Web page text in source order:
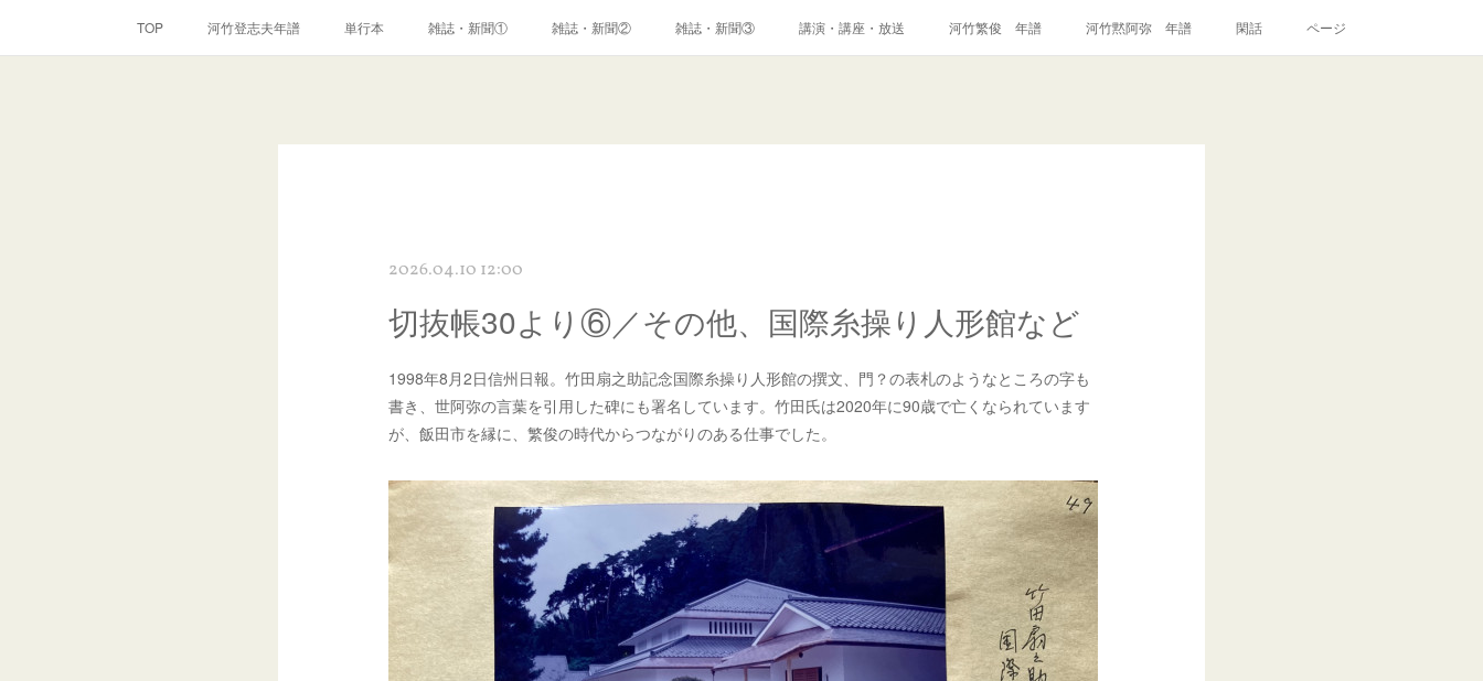
TOP 河竹登志夫年譜 単行本 雑誌・新聞① 雑誌・新聞② 雑誌・新聞③ 講演・講座・放送 河竹繁俊 年譜 河竹黙阿弥 年譜 閑話 ページ
2026.04.10 12:00
切抜帳30より⑥／その他、国際糸操り人形館など
1998年8月2日信州日報。竹田扇之助記念国際糸操り人形館の撰文、門？の表札のようなところの字も
書き、世阿弥の言葉を引用した碑にも署名しています。竹田氏は2020年に90歳で亡くなられています
が、飯田市を縁に、繁俊の時代からつながりのある仕事でした。